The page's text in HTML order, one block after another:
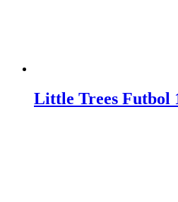
Little Trees Futbol